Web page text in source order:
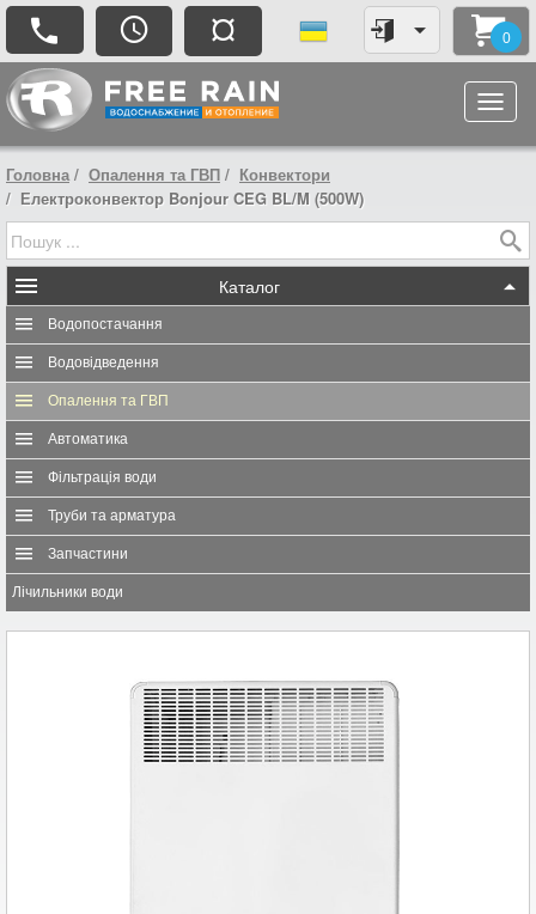
¤ 0
Головна Опалення та ГВП
Конвектори
Електроконвектор Bonjour CEG BL/M (500W)
Каталог
Водопостачання
Водовідведення
Опалення та ГВП
Автоматика
Фільтрація води
Труби та арматура
Запчастини
Лічильники води